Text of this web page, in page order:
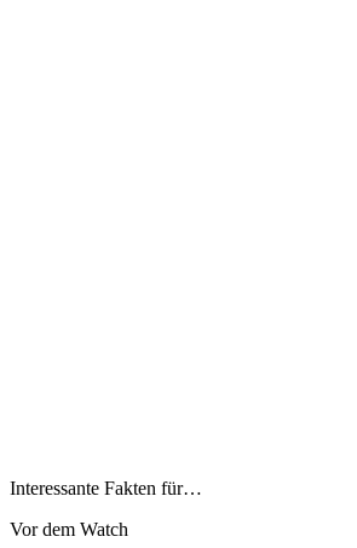
Interessante Fakten für…
Vor dem Watch